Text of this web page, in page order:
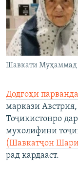
Шавкати Муҳаммад
Додгоҳи
маркази
Тоҷикистонро
мухолифини
(Шавкатҷон
рад кардааст.